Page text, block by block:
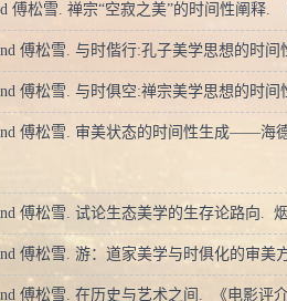
傅松雪. 禅宗“空寂之美”的时间性阐释.
傅松雪. 与时偕行:孔子美学思想的时间
傅松雪. 与时俱空:禅宗美学思想的时间
傅松雪. 审美状态的时间性生成——海
傅松雪. 试论生态美学的生存论路向.
傅松雪. 游：道家美学与时俱化的审美
傅松雪. 在历史与艺术之间. 《电影评